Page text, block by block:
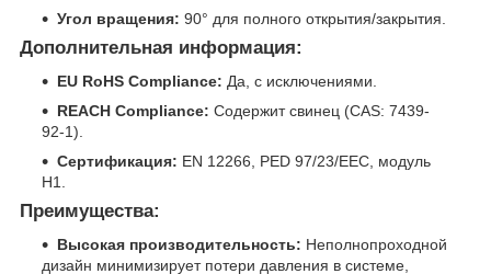
Угол вращения: 90° для полного открытия/закрытия.
Дополнительная информация:
EU RoHS Compliance: Да, с исключениями.
REACH Compliance: Содержит свинец (CAS: 7439-
92-1).
Сертификация: EN 12266, PED 97/23/EEC, модуль
H1.
Преимущества:
Высокая производительность: Неполнопроходной
дизайн минимизирует потери давления в системе,